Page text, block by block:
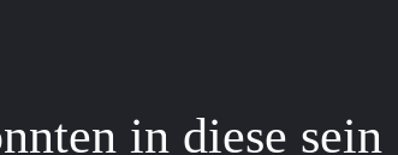
in diese sein